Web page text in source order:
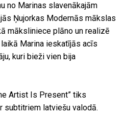
no Marinas slavenākajām
Ņujorkas Modernās mākslas
māksliniece plāno un realizē
Marina ieskatījās acīs
kuri bieži vien bija
Artist Is Present” tiks
subtitriem latviešu valodā.